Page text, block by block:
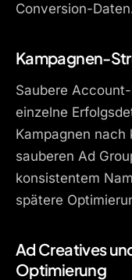
Conversion-
Kampagnen-
Saubere
einzelne
Kampagnen nach
sauberen Ad
konsistentem
spätere
Ad Creatives
Optimierung